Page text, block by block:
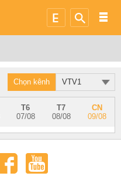
Chọn kênh VTV1
T6
07/08
T7
08/08
CN
09/08